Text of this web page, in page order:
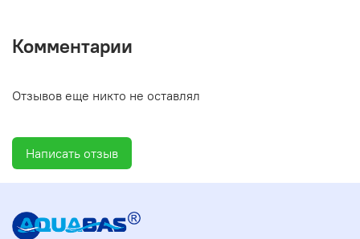
Комментарии
Отзывов еще никто не оставлял
Написать отзыв